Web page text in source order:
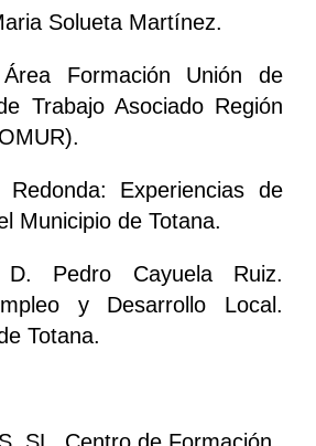
Solueta Martínez.
Área Formación Unión de
Trabajo Asociado Región
Experiencias de
Municipio de Totana.
D. Pedro Cayuela Ruiz.
y Desarrollo Local.
Totana.